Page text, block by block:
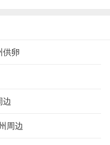
供卵
边
周边